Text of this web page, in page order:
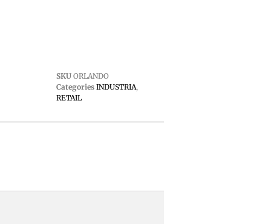
SKU ORLANDO
Categories INDUSTRIA,
RETAIL